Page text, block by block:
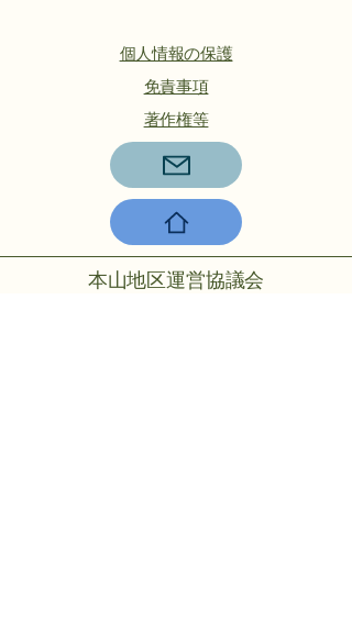
個人情報の保護
​免責事項
著作権等
本山地区運営協議会